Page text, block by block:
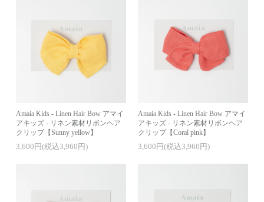
Amaia Kids - Linen Hair Bow アマイ
アキッズ - リネン素材リボンヘア
クリップ【Sunny yellow】
3,600円(税込3,960円)
Amaia Kids - Linen Hair Bow アマイ
アキッズ - リネン素材リボンヘア
クリップ【Coral pink】
3,600円(税込3,960円)